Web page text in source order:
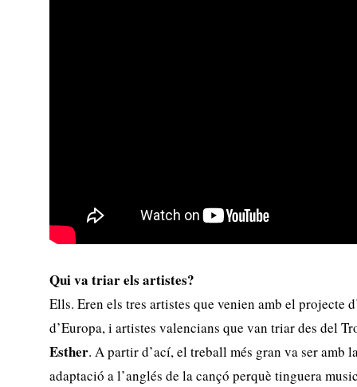
Qui va triar els artistes?
Ells. Eren els tres artistes que venien amb el projecte
d’Europa, i artistes valencians que van triar des del
Esther. A partir d’ací, el treball més gran va ser amb
adaptació a l’anglés de la cançó perquè tinguera